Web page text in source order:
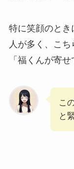
特に笑顔のとき
人が多く、こち
「福くんが寄
こ
と